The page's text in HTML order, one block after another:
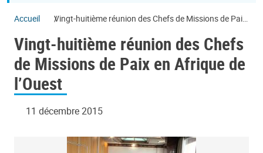
Accueil
Vingt-huitième réunion des Chefs de Missions de Paix
Vingt-huitième réunion des Chefs
de Missions de Paix en Afrique de
l’Ouest
11 décembre 2015